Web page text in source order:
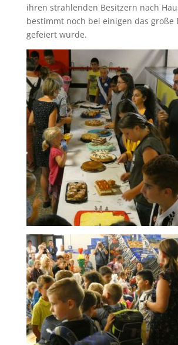
ihren strahlenden Besitzern nach
bestimmt noch bei einigen das große
gefeiert wurde.